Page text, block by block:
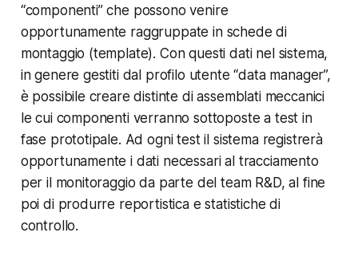
“componenti” che possono venire
opportunamente raggruppate in schede di
montaggio (template). Con questi dati nel sistema,
in genere gestiti dal profilo utente “data manager”,
è possibile creare distinte di assemblati meccanici
le cui componenti verranno sottoposte a test in
fase prototipale. Ad ogni test il sistema registrerà
opportunamente i dati necessari al tracciamento
per il monitoraggio da parte del team R&D, al fine
poi di produrre reportistica e statistiche di
controllo.